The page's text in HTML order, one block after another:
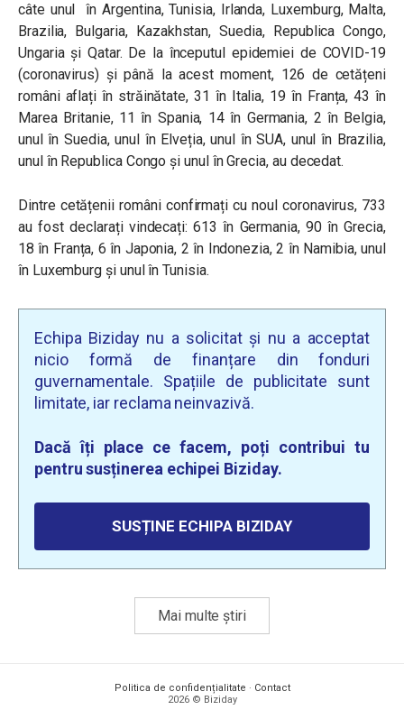
câte unul în Argentina, Tunisia, Irlanda, Luxemburg, Malta,
Brazilia, Bulgaria, Kazakhstan, Suedia, Republica Congo,
Ungaria și Qatar. De la începutul epidemiei de COVID-19
(coronavirus) și până la acest moment, 126 de cetățeni
români aflați în străinătate, 31 în Italia, 19 în Franța, 43 în
Marea Britanie, 11 în Spania, 14 în Germania, 2 în Belgia,
unul în Suedia, unul în Elveția, unul în SUA, unul în Brazilia,
unul în Republica Congo și unul în Grecia, au decedat.
Dintre cetățenii români confirmați cu noul coronavirus, 733
au fost declarați vindecați: 613 în Germania, 90 în Grecia,
18 în Franța, 6 în Japonia, 2 în Indonezia, 2 în Namibia, unul
în Luxemburg și unul în Tunisia.
Echipa Biziday nu a solicitat și nu a acceptat
nicio formă de finanțare din fonduri
guvernamentale. Spațiile de publicitate sunt
limitate, iar reclama neinvazivă.
Dacă îți place ce facem, poți contribui tu
pentru susținerea echipei Biziday.
SUSȚINE ECHIPA BIZIDAY
Mai multe știri
Politica de confidențialitate · Contact
2026 © Biziday